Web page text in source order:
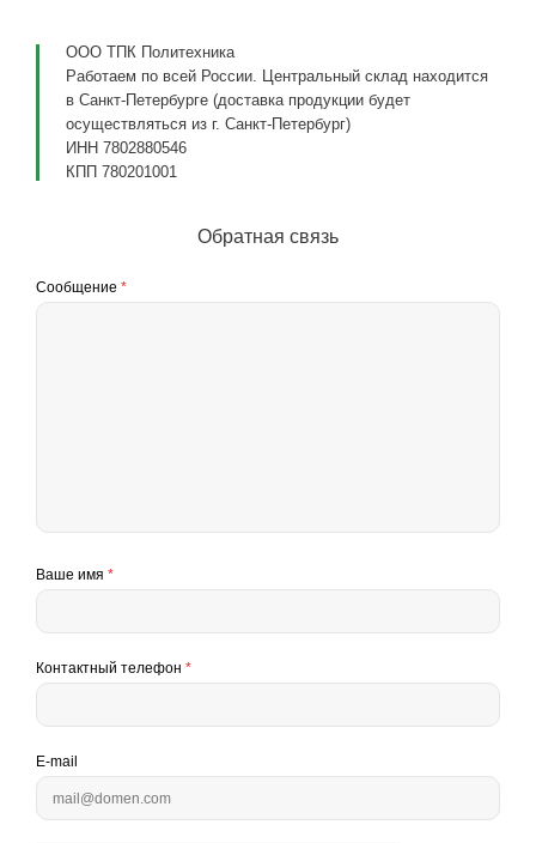
ООО ТПК Политехника
Работаем по всей России. Центральный склад находится
в Санкт-Петербурге (доставка продукции будет
осуществляться из г. Санкт-Петербург)
ИНН 7802880546
КПП 780201001
Обратная связь
Сообщение *
Ваше имя *
Контактный телефон *
E-mail